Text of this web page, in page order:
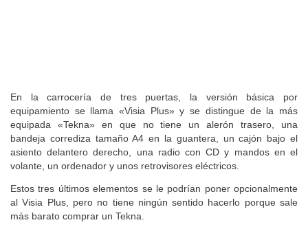
En la carrocería de tres puertas, la versión básica por
equipamiento se llama «Visia Plus» y se distingue de la más
equipada «Tekna» en que no tiene un alerón trasero, una
bandeja corrediza tamaño A4 en la guantera, un cajón bajo el
asiento delantero derecho, una radio con CD y mandos en el
volante, un ordenador y unos retrovisores eléctricos.
Estos tres últimos elementos se le podrían poner opcionalmente
al Visia Plus, pero no tiene ningún sentido hacerlo porque sale
más barato comprar un Tekna.